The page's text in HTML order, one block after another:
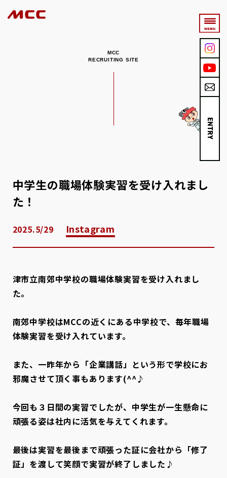
ENTRY
MCC
RECRUITING SITE
中学生の職場体験実習を受け入れまし
た！
2025.5/29 Instagram
津市立南郊中学校の職場体験実習を受け入れまし
た。
南郊中学校はMCCの近くにある中学校で、毎年職場
体験実習を受け入れています。
また、一昨年から「企業講話」という形で学校にお
邪魔させて頂く事もあります(^^♪
今回も３日間の実習でしたが、中学生が一生懸命に
頑張る姿は社内に活気を与えてくれます。
最後は実習を最後まで頑張った証に会社から「修了
証」を渡して笑顔で実習が終了しました♪